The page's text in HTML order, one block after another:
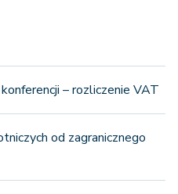
– rozliczenie VAT
od zagranicznego